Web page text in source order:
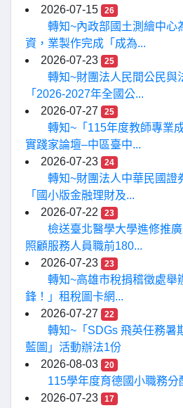
2026-07-15
26
轉知~內政部國土測繪中心
資，業製作完成「成為...
2026-07-23
25
轉知~財團法人民間公民與
「2026-2027年全國公...
2026-07-27
25
轉知~「115年度教師專業
實踐家論壇–中區臺中...
2026-07-23
24
轉知~財團法人中華民國證
「國小版金融理財及...
2026-07-22
23
檢送臺北醫學大學進修推
照顧服務人員職前180...
2026-07-23
23
轉知~高雄市稅捐稽徵處舉
鋒！」租稅圖卡網...
2026-07-27
22
轉知~「SDGs 飛英任務暑
藍圖」活動辦法1份
2026-08-03
20
115學年度育德國小職務分
2026-07-23
17